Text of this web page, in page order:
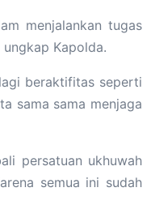
menjalankan tugas
Kapolda.
beraktifitas seperti
sama sama menjaga
persatuan ukhuwah
semua ini sudah